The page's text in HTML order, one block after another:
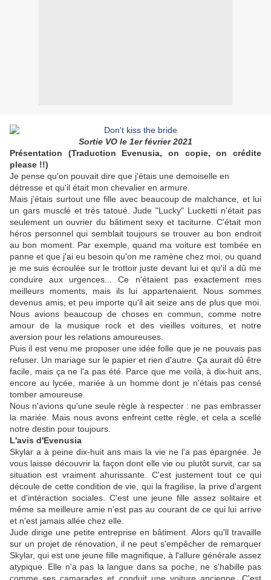
Sortie VO le 1er février 2021
Présentation (Traduction Evenusia, on copie, on crédite
please !!)
Je pense qu'on pouvait dire que j'étais une demoiselle en
détresse et qu'il était mon chevalier en armure.
Mais j'étais surtout une fille avec beaucoup de malchance, et lui
un gars musclé et très tatoué. Jude "Lucky" Lucketti n'était pas
seulement un ouvrier du bâtiment sexy et taciturne. C'était mon
héros personnel qui semblait toujours se trouver au bon endroit
au bon moment. Par exemple, quand ma voiture est tombée en
panne et que j'ai eu besoin qu'on me ramène chez moi, ou quand
je me suis écroulée sur le trottoir juste devant lui et qu'il a dû me
conduire aux urgences... Ce n'étaient pas exactement mes
meilleurs moments, mais ils lui appartenaient. Nous sommes
devenus amis, et peu importe qu'il ait seize ans de plus que moi.
Nous avions beaucoup de choses en commun, comme notre
amour de la musique rock et des vieilles voitures, et notre
aversion pour les relations amoureuses.
Puis il est venu me proposer une idée folle que je ne pouvais pas
refuser. Un mariage sur le papier et rien d'autre. Ça aurait dû être
facile, mais ça ne l'a pas été. Parce que me voilà, à dix-huit ans,
encore au lycée, mariée à un homme dont je n'étais pas censé
tomber amoureuse.
Nous n'avions qu'une seule règle à respecter : ne pas embrasser
la mariée. Mais nous avons enfreint cette règle, et cela a scellé
notre destin pour toujours.
L'avis d'Evenusia
Skylar a à peine dix-huit ans mais la vie ne l'a pas épargnée. Je
vous laisse découvrir la façon dont elle vie ou plutôt survit, car sa
situation est vraiment ahurissante. C'est justement tout ce qui
découle de cette condition de vie, qui la fragilise, la prive d'argent
et d'intéraction sociales. C'est une jeune fille assez solitaire et
même sa meilleure amie n'est pas au courant de ce qui lui arrive
et n'est jamais allée chez elle.
Jude dirige une petite entreprise en bâtiment. Alors qu'll travaille
sur un projet de rénovation, il ne peut s'empêcher de remarquer
Skylar, qui est une jeune fille magnifique, à l'allure générale assez
atypique. Elle n'a pas la langue dans sa poche, ne s'habille pas